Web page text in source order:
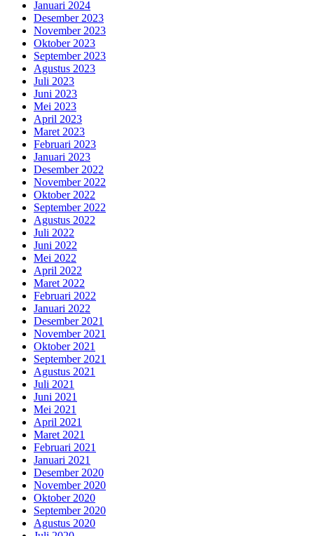
Januari 2024
Desember 2023
November 2023
Oktober 2023
September 2023
Agustus 2023
Juli 2023
Juni 2023
Mei 2023
April 2023
Maret 2023
Februari 2023
Januari 2023
Desember 2022
November 2022
Oktober 2022
September 2022
Agustus 2022
Juli 2022
Juni 2022
Mei 2022
April 2022
Maret 2022
Februari 2022
Januari 2022
Desember 2021
November 2021
Oktober 2021
September 2021
Agustus 2021
Juli 2021
Juni 2021
Mei 2021
April 2021
Maret 2021
Februari 2021
Januari 2021
Desember 2020
November 2020
Oktober 2020
September 2020
Agustus 2020